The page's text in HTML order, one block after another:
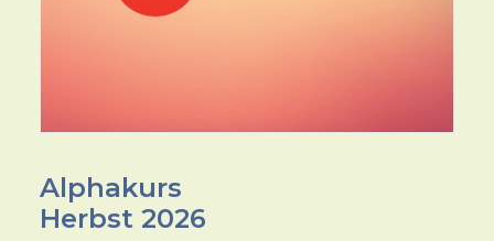
Alphakurs
Herbst 2026